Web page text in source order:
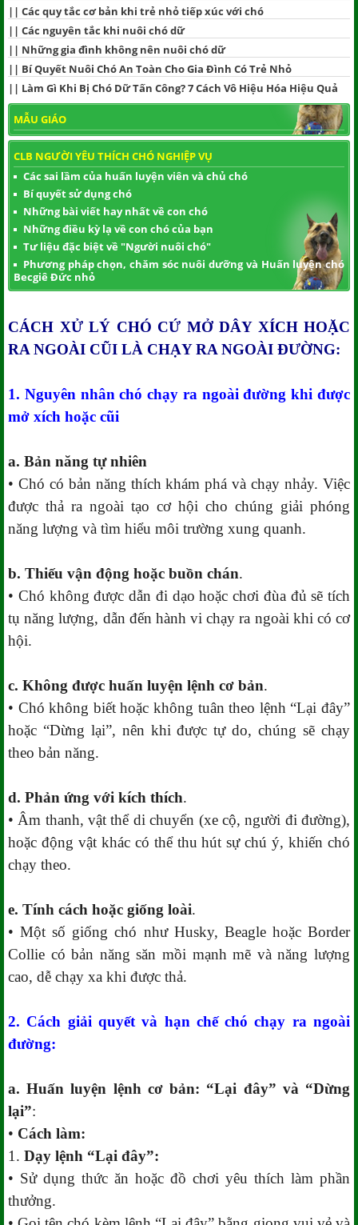
|| Các quy tắc cơ bản khi trẻ nhỏ tiếp xúc với chó
|| Các nguyên tắc khi nuôi chó dữ
|| Những gia đình không nên nuôi chó dữ
|| Bí Quyết Nuôi Chó An Toàn Cho Gia Đình Có Trẻ Nhỏ
|| Làm Gì Khi Bị Chó Dữ Tấn Công? 7 Cách Vô Hiệu Hóa Hiệu Quả
MẪU GIÁO
CLB NGƯỜI YÊU THÍCH CHÓ NGHIỆP VỤ
Các sai lầm của huấn luyện viên và chủ chó
Bí quyết sử dụng chó
Những bài viết hay nhất về con chó
Những điều kỳ lạ về con chó của bạn
Tư liệu đặc biệt về "Người nuôi chó"
Phương pháp chọn, chăm sóc nuôi dưỡng và Huấn luyện chó
Becgiê Đức nhỏ
CÁCH XỬ LÝ CHÓ CỨ MỞ DÂY XÍCH HOẶC
RA NGOÀI CŨI LÀ CHẠY RA NGOÀI ĐƯỜNG:
1. Nguyên nhân chó chạy ra ngoài đường khi được
mở xích hoặc cũi
a. Bản năng tự nhiên
• Chó có bản năng thích khám phá và chạy nhảy. Việc
được thả ra ngoài tạo cơ hội cho chúng giải phóng
năng lượng và tìm hiểu môi trường xung quanh.
b. Thiếu vận động hoặc buồn chán.
• Chó không được dẫn đi dạo hoặc chơi đùa đủ sẽ tích
tụ năng lượng, dẫn đến hành vi chạy ra ngoài khi có cơ
hội.
c. Không được huấn luyện lệnh cơ bản.
• Chó không biết hoặc không tuân theo lệnh “Lại đây”
hoặc “Dừng lại”, nên khi được tự do, chúng sẽ chạy
theo bản năng.
d. Phản ứng với kích thích.
• Âm thanh, vật thể di chuyển (xe cộ, người đi đường),
hoặc động vật khác có thể thu hút sự chú ý, khiến chó
chạy theo.
e. Tính cách hoặc giống loài.
• Một số giống chó như Husky, Beagle hoặc Border
Collie có bản năng săn mồi mạnh mẽ và năng lượng
cao, dễ chạy xa khi được thả.
2. Cách giải quyết và hạn chế chó chạy ra ngoài
đường:
a. Huấn luyện lệnh cơ bản: “Lại đây” và “Dừng
lại”:
• Cách làm:
1. Dạy lệnh “Lại đây”:
• Sử dụng thức ăn hoặc đồ chơi yêu thích làm phần
thưởng.